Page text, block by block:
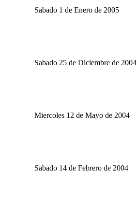
Sabado 1 de Enero de 2005
Sabado 25 de Diciembre de 2004
Miercoles 12 de Mayo de 2004
Sabado 14 de Febrero de 2004